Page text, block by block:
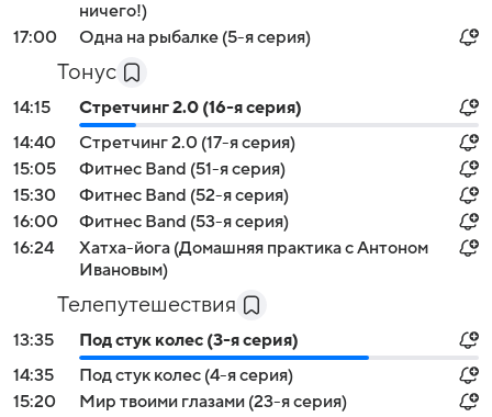
ничего!)
17:00
Одна на рыбалке (5-я серия)
Тонус
14:15
Стретчинг 2.0 (16-я серия)
14:40
Стретчинг 2.0 (17-я серия)
15:05
Фитнес Band (51-я серия)
15:30
Фитнес Band (52-я серия)
16:00
Фитнес Band (53-я серия)
16:24
Хатха-йога (Домашняя практика с Антоном
Ивановым)
Телепутешествия
13:35
Под стук колес (3-я серия)
14:35
Под стук колес (4-я серия)
15:20
Мир твоими глазами (23-я серия)